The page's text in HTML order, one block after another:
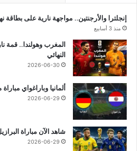
إنجلترا والأرجنتين.. مواجهة نارية على بطاقة
منذ 3 أسابيع
المغرب وهولندا.. قمة
النهائي
2026-06-30
ألمانيا وباراغواي مباراة
2026-06-29
شاهد الآن مباراة
2026-06-29